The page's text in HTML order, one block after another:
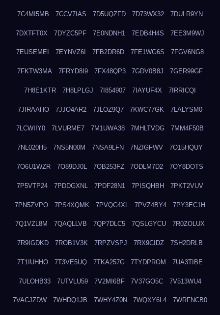
7C4MI5MB 7CCV7IAS 7D5UQZFD 7D73WX32 7DULR9YN
7DXTFT0X 7DYZC5PF 7E0NDNH1 7EDB4H4S 7EE3M9WJ
7EUSEMEI 7EYNVZ6I 7FB2DR6D 7FE1WG6S 7FGV6NG8
7FKTW3MA 7FRYD8I9 7FX48QP3 7GDV0B8J 7GER99GF
7H8E1KTR 7H8LPLGJ 7I854907 7IAYUF4X 7IRRICQI
7JIRAAHO 7JJO4AR2 7JLOZ9Q7 7KWC77GK 7LALYSM0
7LCWIIY0 7LVURME7 7M1UWA38 7MHLTVDG 7MM4F50B
7NL020H5 7NS5N00M 7NSA9LFN 7NZIGFWV 7O15HQUY
7O6U1WZR 7O89DJ0L 7OB253FZ 7ODLM7D2 7OY8DOTS
7P5VTP24 7PDDGXNL 7PDF28N1 7PISQHBH 7PKT2VUV
7PN5ZVPO 7PS4XQMK 7PVQC4XL 7PVZ4BY4 7PY3EC1H
7Q1VZL8M 7QAQLLVB 7QP7DLC5 7QSLGYCU 7R0ZOLUX
7R9IGDKD 7ROB1V3K 7RPZVSPJ 7RX9CIDZ 7SH2DRLB
7T1IUHHO 7T3VE5UQ 7TKA257G 7TYDPROM 7UA3TIBE
7ULOHB33 7UTVLU59 7V2MI6BF 7V37GO5C 7V513WU4
7VACJZDW 7WHDQ1JB 7WHY4Z0N 7WQXY6L4 7WRFNCB0